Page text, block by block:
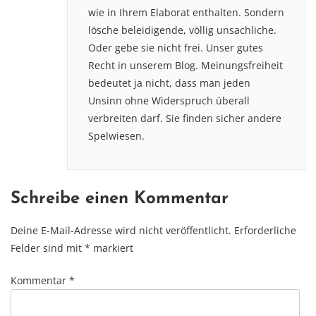
wie in Ihrem Elaborat enthalten. Sondern
lösche beleidigende, völlig unsachliche.
Oder gebe sie nicht frei. Unser gutes
Recht in unserem Blog. Meinungsfreiheit
bedeutet ja nicht, dass man jeden
Unsinn ohne Widerspruch überall
verbreiten darf. Sie finden sicher andere
Spelwiesen.
Schreibe einen Kommentar
Deine E-Mail-Adresse wird nicht veröffentlicht. Erforderliche
Felder sind mit * markiert
Kommentar *